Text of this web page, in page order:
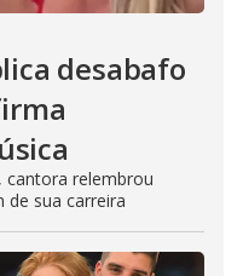
desabafo
cantora relembrou
de sua carreira